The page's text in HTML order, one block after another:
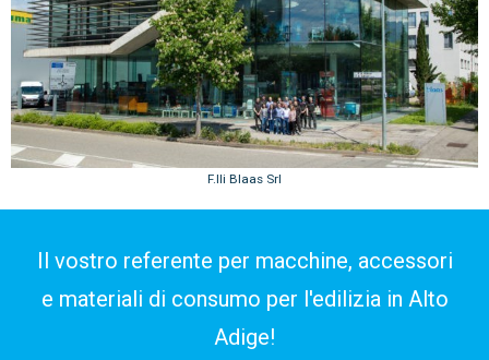
F.lli Blaas Srl
Il vostro referente per macchine, accessori
e materiali di consumo per l'edilizia in Alto
Adige!